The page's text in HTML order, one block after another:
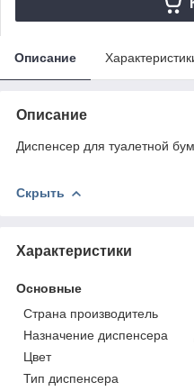
Описание
Описание
Диспенсер для туалетной
Скрыть
Характеристики
Основные
Страна производитель
Назначение диспенсера
Цвет
Тип диспенсера